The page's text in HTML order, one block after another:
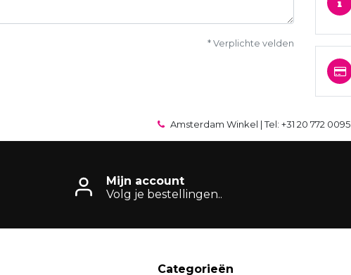
* Verplichte velden
Amsterdam Winkel | Tel: +31 20 772 0095
Mijn account
Volg je bestellingen..
Categorieën